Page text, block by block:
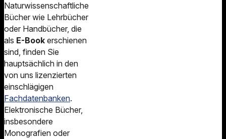
Naturwissenschaftliche
Bücher wie Lehrbücher
oder Handbücher, die
als E-Book erschienen
sind, finden Sie
hauptsächlich in den
von uns lizenzierten
einschlägigen
Fachdatenbanken.
Elektronische Bücher,
insbesondere
Monografien oder